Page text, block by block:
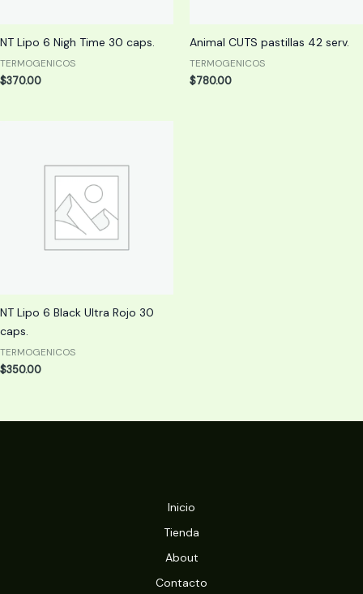
NT Lipo 6 Nigh Time 30 caps.
TERMOGENICOS
$370.00
Animal CUTS pastillas 42 serv.
TERMOGENICOS
$780.00
NT Lipo 6 Black Ultra Rojo 30
caps.
TERMOGENICOS
$350.00
Inicio
Tienda
About
Contacto